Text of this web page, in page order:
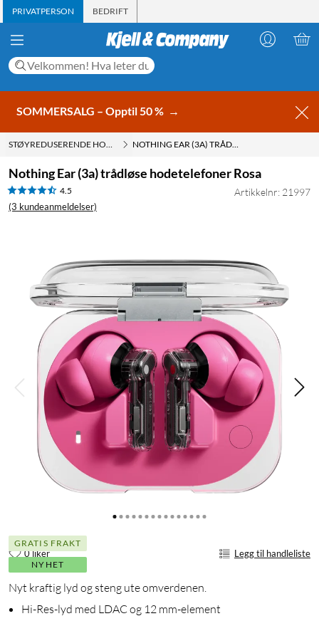
PRIVATPERSON BEDRIFT
SOMMERSALG – Opptil 50 % →
STØYREDUSERENDE HODETELEFONER MED ACTIVE NOISE CANCELLING
NOTHING EAR (3A) TRÅDLØSE HODETELEFONER ROSA
Nothing Ear (3a) trådløse hodetelefoner Rosa
4.5
(3 kundeanmeldelser)
Artikkelnr: 21997
GRATIS FRAKT
NYHET
0 liker Legg til handleliste
Nyt kraftig lyd og steng ute omverdenen.
Hi-Res-lyd med LDAC og 12 mm-element